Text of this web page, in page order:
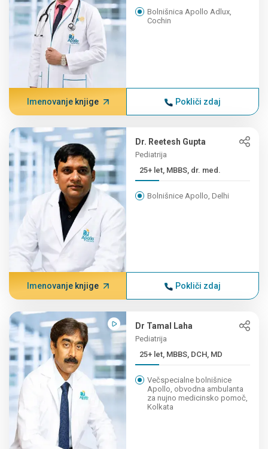
Bolnišnica Apollo Adlux,
Cochin
Imenovanje knjige Pokliči zdaj
Dr. Reetesh Gupta
Pediatrija
25+ let, MBBS, dr. med.
Bolnišnice Apollo, Delhi
Imenovanje knjige Pokliči zdaj
Dr Tamal Laha
Pediatrija
25+ let, MBBS, DCH, MD
Večspecialne bolnišnice
Apollo, obvodna ambulanta
za nujno medicinsko pomoč,
Kolkata